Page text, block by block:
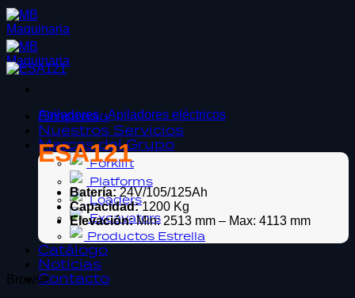
Saltar
al
contenido
Empresa
Nuestros Servicios
Marcas del Grupo
Forklift
Platforms
Loaders
Excavators
Productos Estrella
Catálogo
Noticias
Contacto
Apiladores /Apiladores eléctricos
ESA121
Batería: 24V/105/125Ah
Capacidad:1200 Kg
Elevación:Min: 2513 mm – Max: 4113 mm
Browse